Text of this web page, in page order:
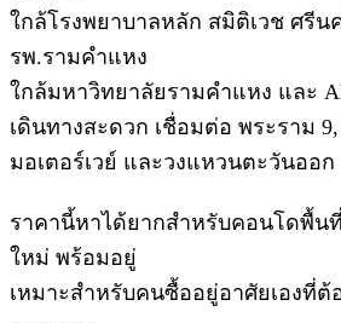
ใกล้โรงพยาบาลหลัก สมิติเวช ศรีน
รพ.รามคำแหง
ใกล้มหาวิทยาลัยรามคำแหง และ
เดินทางสะดวก เชื่อมต่อ พระราม
มอเตอร์เวย์ และวงแหวนตะวันออก
ราคานี้หาได้ยากสำหรับคอนโดพื้น
ใหม่ พร้อมอยู่
เหมาะสำหรับคนซื้ออยู่อาศัยเองที่